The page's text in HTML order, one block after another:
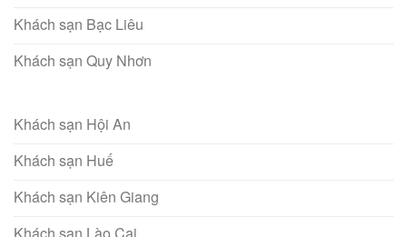
Khách sạn Bạc Liêu
Khách sạn Quy Nhơn
Khách sạn Hội An
Khách sạn Huế
Khách sạn Kiên Giang